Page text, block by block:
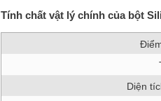
Tính chất vật lý chính của bột
Diện